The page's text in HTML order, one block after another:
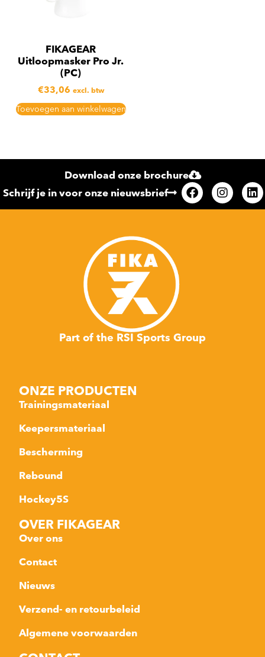
FIKAGEAR
Uitloopmasker Pro Jr.
(PC)
€33,06 excl. btw
Toevoegen aan winkelwagen
Download onze brochure
Schrijf je in voor onze nieuwsbrief
Part of the RSI Sports Group
ONZE PRODUCTEN
Trainingsmateriaal
Keepersmateriaal
Bescherming
Rebound
Hockey5S
OVER FIKAGEAR
Over ons
Contact
Nieuws
Verzend- en retourbeleid
Algemene voorwaarden